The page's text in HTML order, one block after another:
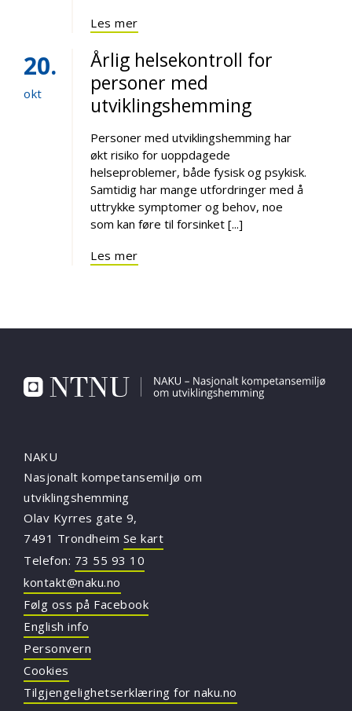
Les mer
20
okt
Årlig helsekontroll for
personer med
utviklingshemming
Personer med utviklingshemming har
økt risiko for uoppdagede
helseproblemer, både fysisk og psykisk.
Samtidig har mange utfordringer med å
uttrykke symptomer og behov, noe
som kan føre til forsinket [...]
Les mer
NAKU
Nasjonalt kompetansemiljø om
utviklingshemming
Olav Kyrres gate 9,
7491 Trondheim Se kart
Telefon: 73 55 93 10
kontakt@naku.no
Følg oss på Facebook
English info
Personvern
Cookies
Tilgjengelighetserklæring for naku.no